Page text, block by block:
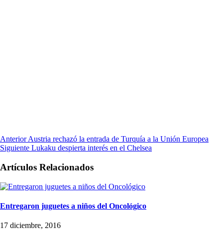
Anterior Austria rechazó la entrada de Turquía a la Unión Europea
Siguiente Lukaku despierta interés en el Chelsea
Artículos Relacionados
Entregaron juguetes a niños del Oncológico
17 diciembre, 2016